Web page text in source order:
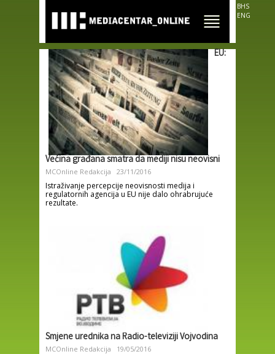
main
content
BHS
ENG
EU:
Većina građana smatra da mediji nisu neovisni
MCOnline Redakcija 23/11/2016
Istraživanje percepcije neovisnosti medija i
regulatornih agencija u EU nije dalo ohrabrujuće
rezultate.
Smjene urednika na Radio-televiziji Vojvodina
MCOnline Redakcija 19/05/2016